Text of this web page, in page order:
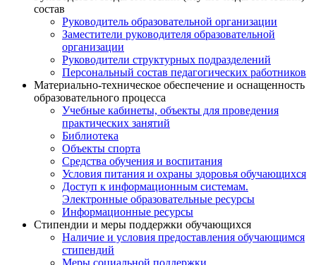
состав
Руководитель образовательной организации
Заместители руководителя образовательной
организации
Руководители структурных подразделений
Персональный состав педагогических работников
Материально-техническое обеспечение и оснащенность
образовательного процесса
Учебные кабинеты, объекты для проведения
практических занятий
Библиотека
Объекты спорта
Средства обучения и воспитания
Условия питания и охраны здоровья обучающихся
Доступ к информационным системам.
Электронные образовательные ресурсы
Информационные ресурсы
Стипендии и меры поддержки обучающихся
Наличие и условия предоставления обучающимся
стипендий
Меры социальной поддержки